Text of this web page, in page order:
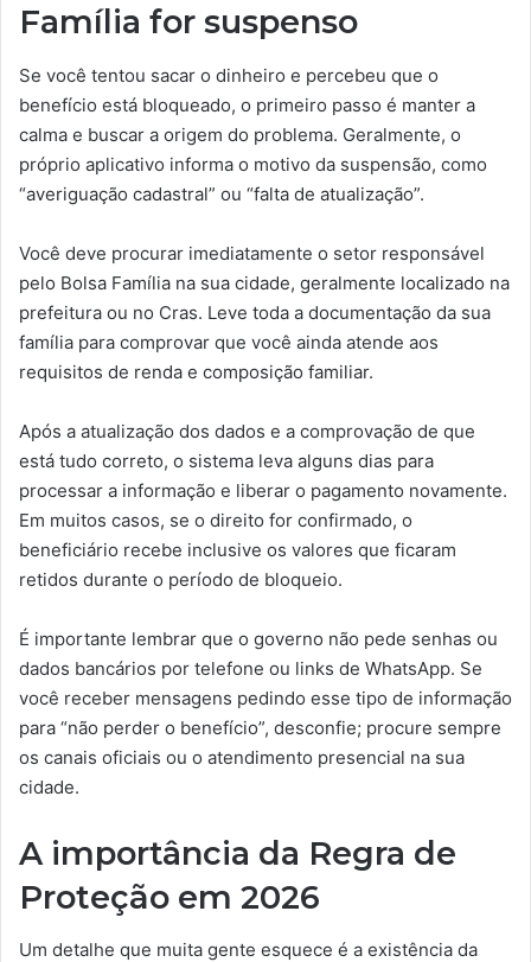
Família for suspenso
Se você tentou sacar o dinheiro e percebeu que o
benefício está bloqueado, o primeiro passo é manter a
calma e buscar a origem do problema. Geralmente, o
próprio aplicativo informa o motivo da suspensão, como
“averiguação cadastral” ou “falta de atualização”.
Você deve procurar imediatamente o setor responsável
pelo Bolsa Família na sua cidade, geralmente localizado na
prefeitura ou no Cras. Leve toda a documentação da sua
família para comprovar que você ainda atende aos
requisitos de renda e composição familiar.
Após a atualização dos dados e a comprovação de que
está tudo correto, o sistema leva alguns dias para
processar a informação e liberar o pagamento novamente.
Em muitos casos, se o direito for confirmado, o
beneficiário recebe inclusive os valores que ficaram
retidos durante o período de bloqueio.
É importante lembrar que o governo não pede senhas ou
dados bancários por telefone ou links de WhatsApp. Se
você receber mensagens pedindo esse tipo de informação
para “não perder o benefício”, desconfie; procure sempre
os canais oficiais ou o atendimento presencial na sua
cidade.
A importância da Regra de
Proteção em 2026
Um detalhe que muita gente esquece é a existência da